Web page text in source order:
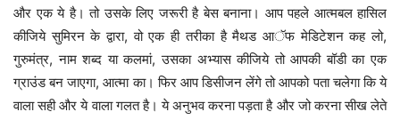
और एक ये है। तो उसके लिए जरूरी है बेस बनाना। आप पहले आत्मबल हासिल
कीजिये सुमिरन के द्वारा, वो एक ही तरीका है मैथड आॅफ मेडिटेशन कह लो,
गुरुमंत्र, नाम शब्द या कलमां, उसका अभ्यास कीजिये तो आपकी बॉडी का एक
ग्राउंड बन जाएगा, आत्मा का। फिर आप डिसीजन लेंगे तो आपको पता चलेगा कि ये
वाला सही और ये वाला गलत है। ये अनुभव करना पड़ता है और जो करना सीख लेते